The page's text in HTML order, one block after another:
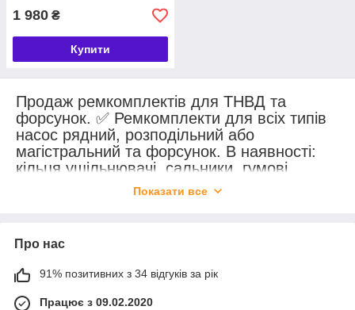
1 980 ₴
Купити
Продаж ремкомплектів для ТНВД та
форсунок. ✅ Ремкомплекти для всіх типів
насос рядний, розподільний або
магістральний та форсунок. В наявності:
кільця ущільнювачі, сальники, гумові
кільця, прокладки та інші компоненти. 🔧
Показати все
Про нас
91% позитивних з 34 відгуків за рік
Працює з 09.02.2020